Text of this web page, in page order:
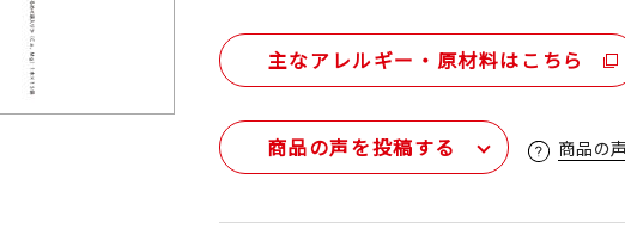
主なアレルギー・原材料はこちら
商品の声を投稿する 商品の